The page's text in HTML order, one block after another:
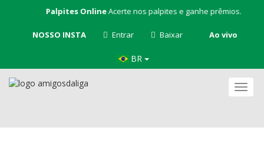
Palpites OnlineAcerte nos palpites e ganhe prêmios.
NOSSO INSTA Entrar Baixar Ao vivo
BR